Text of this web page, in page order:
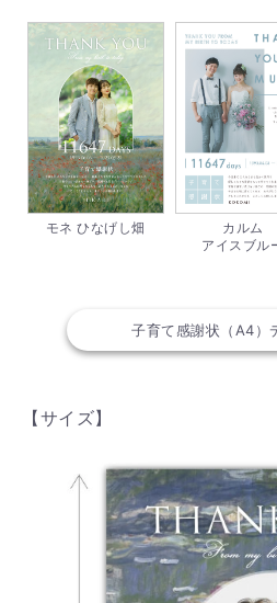
モネ ひなげし畑
カルム
アイスブル
子育て感謝状（A4）
【サイズ】